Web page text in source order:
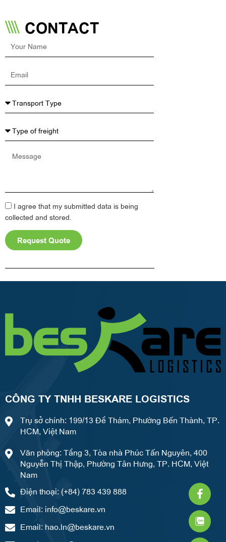
CONTACT
Message
I agree that my submitted data is being
collected and stored.
Request Quote
f
CÔNG TY TNHH BESKARE LOGISTICS
Trụ sở chính: 199/13 Đề Thám, Phường Bến Thành, TP.
HCM, Việt Nam
Văn phòng: Tầng 3, Tòa nhà Phúc Tấn Nguyên, 400
Nguyễn Thị Thập, Phường Tân Hưng, TP. HCM, Việt
Nam
Điện thoại: (+84) 783 439 888
Email: info@beskare.vn
Email: hao.ln@beskare.vn